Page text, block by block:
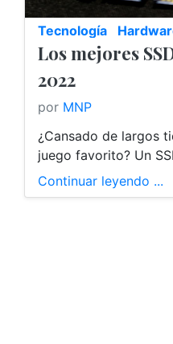
Tecnología
Los mejores
2022
por MNP
¿Cansado de largos
juego favorito? Un
Continuar leyendo ...